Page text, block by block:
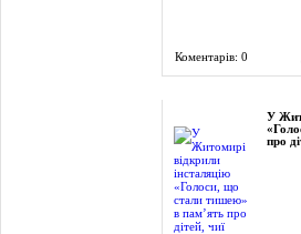
Коментарів: 0
У
про